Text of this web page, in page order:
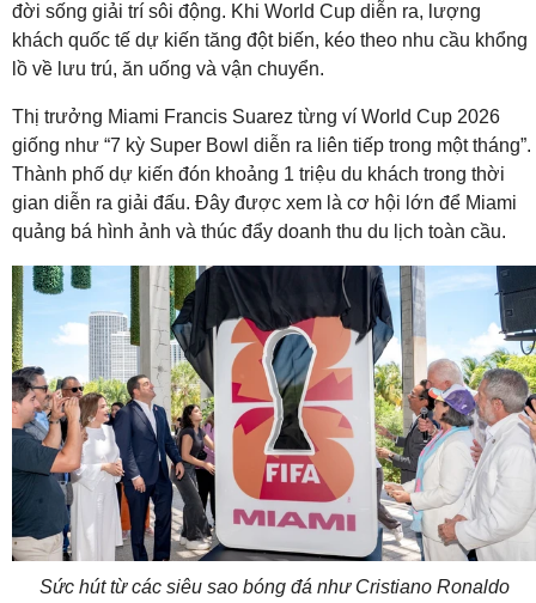
đời sống giải trí sôi động. Khi World Cup diễn ra, lượng
khách quốc tế dự kiến tăng đột biến, kéo theo nhu cầu khổng
lồ về lưu trú, ăn uống và vận chuyển.
Thị trưởng Miami Francis Suarez từng ví World Cup 2026
giống như “7 kỳ Super Bowl diễn ra liên tiếp trong một tháng”.
Thành phố dự kiến đón khoảng 1 triệu du khách trong thời
gian diễn ra giải đấu. Đây được xem là cơ hội lớn để Miami
quảng bá hình ảnh và thúc đẩy doanh thu du lịch toàn cầu.
Sức hút từ các siêu sao bóng đá như Cristiano Ronaldo